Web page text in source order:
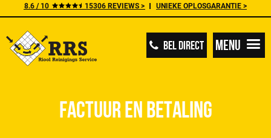
8.6 / 10 15306 REVIEWS > UNIEKE OPLOSGARANTIE >
BEL DIRECT Menu
Factuur en betaling